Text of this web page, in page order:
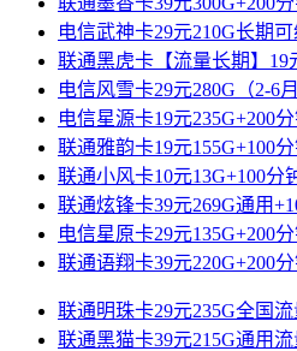
电信武神卡29元210G长期
联通黑虎卡【流量长期】19
电信风雪卡29元280G（2-6
电信星源卡19元235G+200
联通雅韵卡19元155G+100
联通小风卡10元13G+100分
联通炫锋卡39元269G通用
电信星原卡29元135G+200
联通语翔卡39元220G+200
联通明珠卡29元235G全国
联通黑猫卡39元215G通用